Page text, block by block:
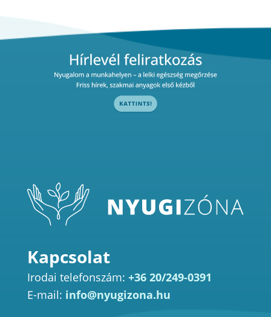
Kapcsolat
Irodai telefonszám: +36 20/249-0391
E-mail: info@nyugizona.hu